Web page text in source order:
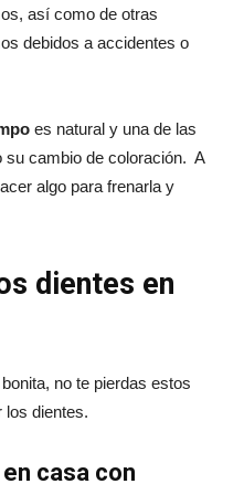
así como de otras
debidos a accidentes o
es natural y una de las
su cambio de coloración. A
algo para frenarla y
dientes en
no te pierdas estos
los dientes.
casa con